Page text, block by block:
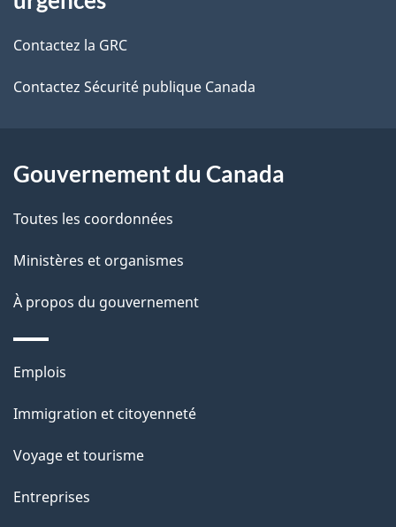
s
d
l
a
p
a
g
e
de
ce
site
Contactez la GRC
Contactez Sécurité publique Canada
Gouvernement du Canada
Toutes les coordonnées
Ministères et organismes
À propos du gouvernement
Thèmes
sujets
Emplois
Immigration et citoyenneté
Voyage et tourisme
Entreprises